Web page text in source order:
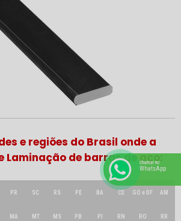
e regiões do Brasil onde a
Laminação de barras de aço:
PR SC RS PE BA CE GO e DF AM
MA MT MS PB PI RN RO RR
chamar no
WhatsApp